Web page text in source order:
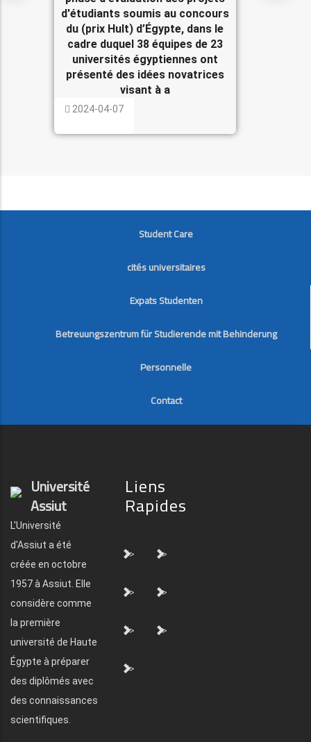
d'étudiants soumis au concours
du (prix Hult) d’Égypte, dans le
cadre duquel 38 équipes de 23
universités égyptiennes ont
présenté des idées novatrices
visant à a
2024-04-07
FOOTER
Student Care
cités universitaires
Expats Studenten
Betreuungszentrum für Studierende mit Behinderung
Personnelle
Contact
Université
Assiut
L'Université
d'Assiut a été
créée en octobre
1957 à Assiut. Elle
considère comme
la première
université de Haute
Égypte à préparer
des diplômés avec
des connaissances
scientifiques.
Liens
Rapides
"> ">
"> ">
"> ">
">